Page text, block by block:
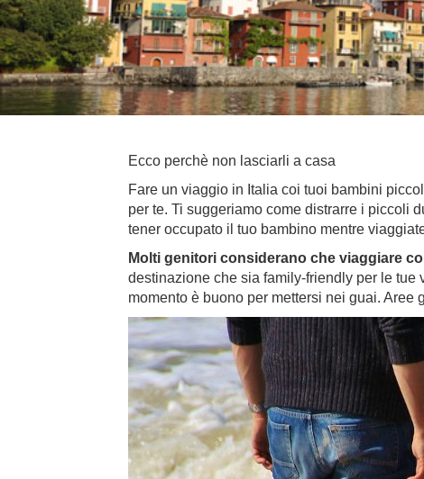
Ecco perchè non lasciarli a casa
Fare un viaggio in Italia coi tuoi bambini
per te. Ti suggeriamo come distrarre i piccoli
tener occupato il tuo bambino mentre
Molti genitori considerano che viaggiare
destinazione che sia family-friendly per le
momento è buono per mettersi nei guai.